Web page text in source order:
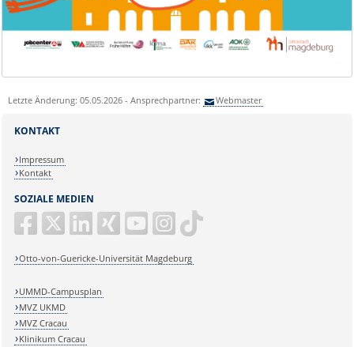
Letzte Änderung: 05.05.2026 - Ansprechpartner: Webmaster
SOZIALE MEDIEN
Otto-von-Guericke-Universität Magdeburg
KONTAKT
Impressum
Kontakt
UMMD-Campusplan
MVZ UKMD
MVZ Cracau
Klinikum Cracau